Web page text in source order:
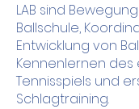
LAB sind
Ballschule,
Entwicklung von
Kennenlernen des
Tennisspiels und
Schlagtraining.​